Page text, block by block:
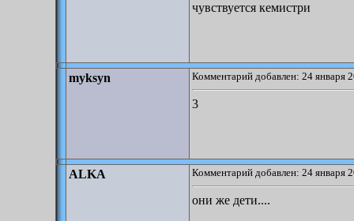
чувствуется кемистри
myksyn Комментарий добавлен: 24 января
3
ALKA Комментарий добавлен: 24 января
они же дети....